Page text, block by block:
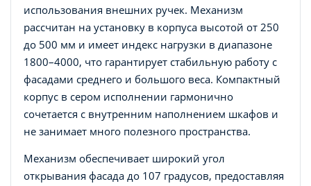
использования внешних ручек. Механизм
рассчитан на установку в корпуса высотой от 250
до 500 мм и имеет индекс нагрузки в диапазоне
1800–4000, что гарантирует стабильную работу с
фасадами среднего и большого веса. Компактный
корпус в сером исполнении гармонично
сочетается с внутренним наполнением шкафов и
не занимает много полезного пространства.
Механизм обеспечивает широкий угол
открывания фасада до 107 градусов, предоставляя